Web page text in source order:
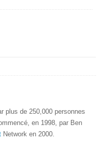
plus de 250,000 personnes
en 1998, par Ben
Network en 2000.